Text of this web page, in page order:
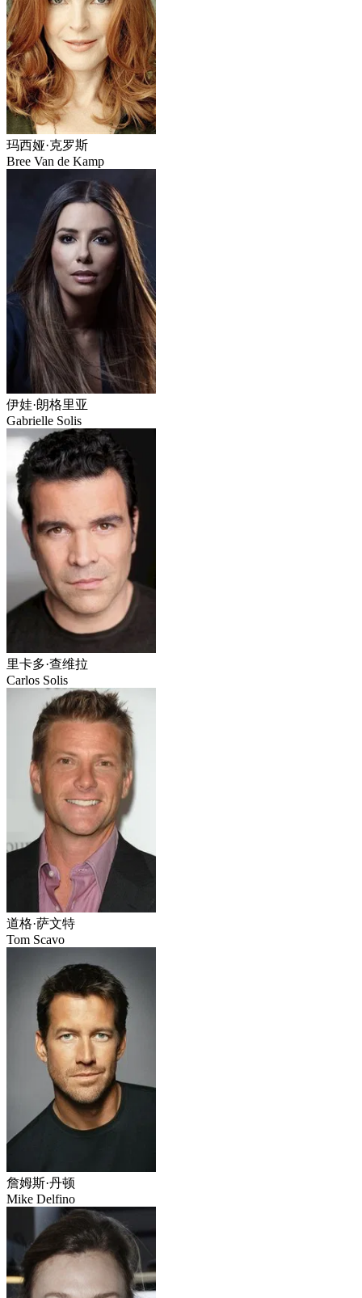
玛西娅·克罗斯
Bree Van de Kamp
伊娃·朗格里亚
Gabrielle Solis
里卡多·查维拉
Carlos Solis
道格·萨文特
Tom Scavo
詹姆斯·丹顿
Mike Delfino